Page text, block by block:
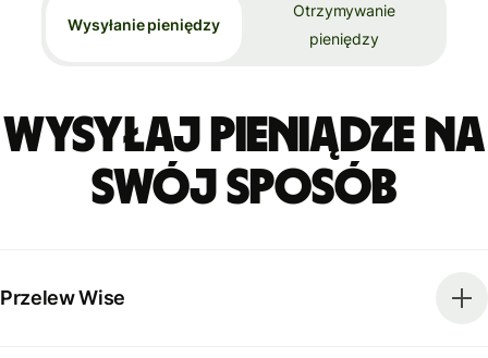
Wysyłanie pieniędzy
Otrzymywanie
pieniędzy
Wysyłaj pieniądze na
swój sposób
Przelew Wise